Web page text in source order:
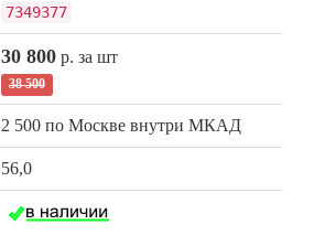
7349377
30 800р. за шт
38 500
2 500 по Москве внутри МКАД
56,0